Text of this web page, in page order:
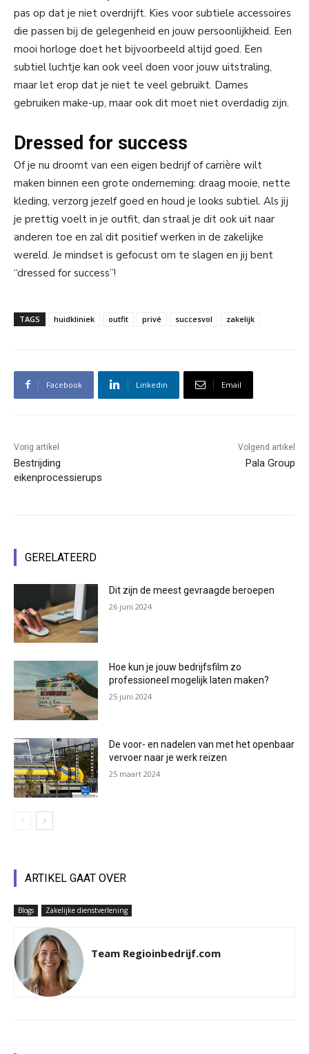
pas op dat je niet overdrijft. Kies voor subtiele accessoires
die passen bij de gelegenheid en jouw persoonlijkheid. Een
mooi horloge doet het bijvoorbeeld altijd goed. Een
subtiel luchtje kan ook veel doen voor jouw uitstraling,
maar let erop dat je niet te veel gebruikt. Dames
gebruiken make-up, maar ook dit moet niet overdadig zijn.
Dressed for success
Of je nu droomt van een eigen bedrijf of carrière wilt
maken binnen een grote onderneming: draag mooie, nette
kleding, verzorg jezelf goed en houd je looks subtiel. Als jij
je prettig voelt in je outfit, dan straal je dit ook uit naar
anderen toe en zal dit positief werken in de zakelijke
wereld. Je mindset is gefocust om te slagen en jij bent
“dressed for success”!
TAGS huidkliniek outfit privé succesvol zakelijk
Facebook Linkedin Email
Vorig artikel
Bestrijding
eikenprocessierups
Volgend artikel
Pala Group
GERELATEERD
Dit zijn de meest gevraagde beroepen
26 juni 2024
Hoe kun je jouw bedrijfsfilm zo
professioneel mogelijk laten maken?
25 juni 2024
De voor- en nadelen van met het openbaar
vervoer naar je werk reizen
25 maart 2024
ARTIKEL GAAT OVER
Blogs Zakelijke dienstverlening
Team Regioinbedrijf.com